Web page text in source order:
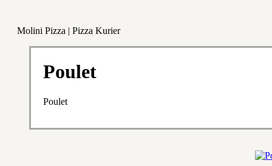
Molini Pizza | Pizza Kurier
Poulet
Poulet